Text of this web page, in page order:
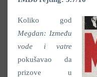
Koliko god
Megdan: Između
vode i vatre
pokušavao da
prizove u